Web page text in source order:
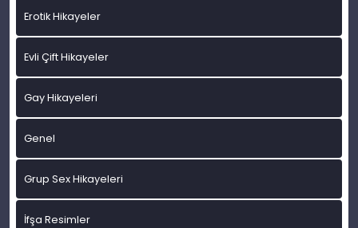
Erotik Hikayeler
Evli Çift Hikayeler
Gay Hikayeleri
Genel
Grup Sex Hikayeleri
İfşa Resimler